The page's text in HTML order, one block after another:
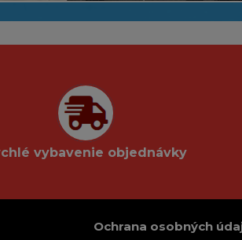
vybavenie objednávky
Ochrana osobných